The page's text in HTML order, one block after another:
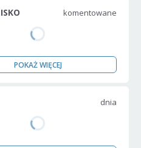
komentowane
POKAŻ WIĘCEJ
dnia